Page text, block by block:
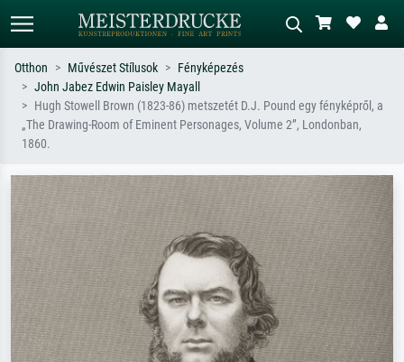
Alap keresés MI-képkereső
Keressen művész, műcím vagy stílus
szerint – pl. Monet, Csillagos éj,
Írja le a jelenetet – pl. zöld rét, sok
Otthon Művészet Stílusok
Fényképezés
John Jabez Edwin Paisley Mayall
Hugh Stowell Brown (1823-86) metszetét D.J. Pound egy fényképről, a
„The Drawing-Room of Eminent Personages, Volume 2”, Londonban,
1860.